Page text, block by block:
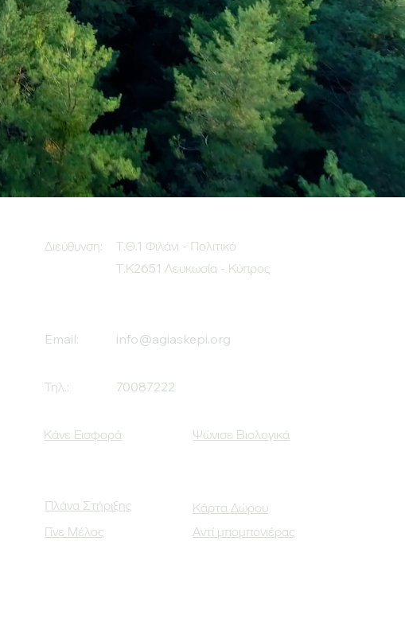
Διεύθυνση:
Τ.Θ.1 Φιλάνι - Πολιτικό
Τ.Κ2651 Λευκωσία - Κύπρος
Email: info@agiaskepi.org
Τηλ.: 70087222
Κάνε Εισφορά Ψώνισε Βιολογικά
Πλάνα Στήριξης
Γίνε Μέλος
Κάρτα Δώρου
Αντί μπομπονιέρας